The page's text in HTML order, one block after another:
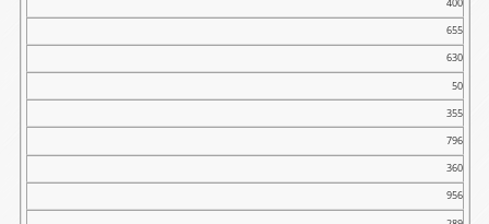
655
630
50
355
796
360
956